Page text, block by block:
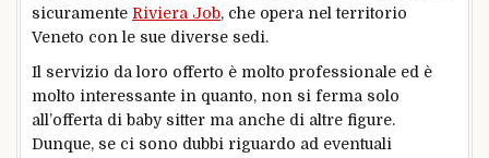
sicuramente Riviera Job, che opera nel territorio
Veneto con le sue diverse sedi.
Il servizio da loro offerto è molto professionale ed è
molto interessante in quanto, non si ferma solo
all’offerta di baby sitter ma anche di altre figure.
Dunque, se ci sono dubbi riguardo ad eventuali